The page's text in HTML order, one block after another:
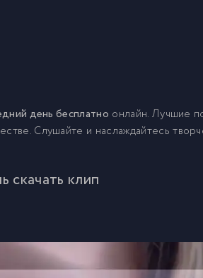
день бесплатно онлайн. Лучшие
Слушайте и наслаждайтесь
скачать клип